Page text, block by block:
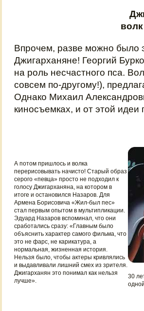
Впрочем, разве можно было
Джигарханяне! Георгий
на роль несчастного пса.
совсем по-другому!),
Однако Михаил
киносъемках, и от этой идеи
А потом пришлось и волка
перерисовывать начисто! Старый образ
серого «певца» просто не подходил к
голосу Джигарханяна, на котором в
итоге и остановился Назаров. Для
Армена Борисовича «Жил-был пес»
стал первым опытом в мультипликации.
Эдуард Назаров вспоминал, что они
сработались сразу: «Главным было
объяснить характер самого фильма, что
это не фарс, не карикатура, а
нормальная, жизненная история.
Нельзя было, чтобы актеры кривлялись
и выдавливали лишний смех из зрителя.
Джигарханян это понимал как нельзя
лучше».
30